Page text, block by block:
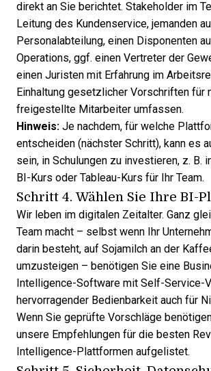
direkt an Sie berichtet. Stakeholder im
Leitung des Kundenservice, jemanden
Personalabteilung, einen Disponenten
Operations, ggf. einen Vertreter der
einen Juristen mit Erfahrung im
Einhaltung gesetzlicher Vorschriften für
freigestellte Mitarbeiter umfassen.
Hinweis: Je nachdem, für welche
entscheiden (nächster Schritt), kann es
sein, in Schulungen zu investieren, z. B.
BI-Kurs oder Tableau-Kurs für Ihr Team.
Schritt 4. Wählen Sie Ihre BI-
Wir leben im digitalen Zeitalter. Ganz
Team macht – selbst wenn Ihr
darin besteht, auf Sojamilch an der
umzusteigen – benötigen Sie eine
Intelligence-Software mit Self-Service-
hervorragender Bedienbarkeit auch für
Wenn Sie geprüfte Vorschläge
unsere Empfehlungen für die besten
Intelligence-Plattformen aufgelistet.